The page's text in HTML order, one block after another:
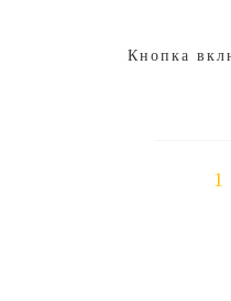
Кнопка
1